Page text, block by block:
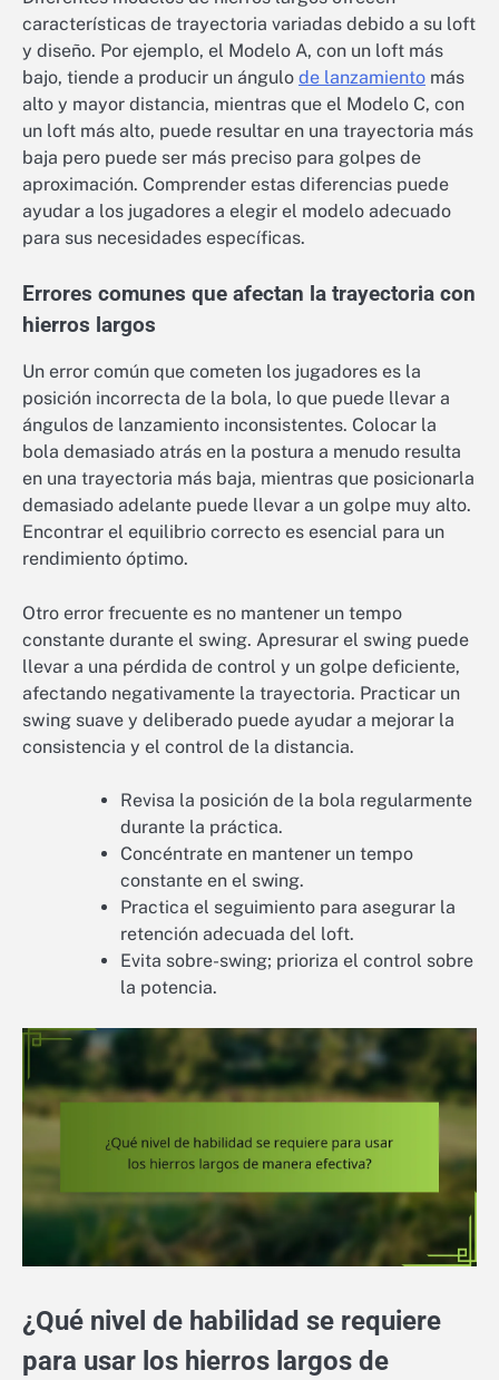
características de trayectoria variadas debido a su loft
y diseño. Por ejemplo, el Modelo A, con un loft más
bajo, tiende a producir un ángulo de lanzamiento más
alto y mayor distancia, mientras que el Modelo C, con
un loft más alto, puede resultar en una trayectoria más
baja pero puede ser más preciso para golpes de
aproximación. Comprender estas diferencias puede
ayudar a los jugadores a elegir el modelo adecuado
para sus necesidades específicas.
Errores comunes que afectan la trayectoria con
hierros largos
Un error común que cometen los jugadores es la
posición incorrecta de la bola, lo que puede llevar a
ángulos de lanzamiento inconsistentes. Colocar la
bola demasiado atrás en la postura a menudo resulta
en una trayectoria más baja, mientras que posicionarla
demasiado adelante puede llevar a un golpe muy alto.
Encontrar el equilibrio correcto es esencial para un
rendimiento óptimo.
Otro error frecuente es no mantener un tempo
constante durante el swing. Apresurar el swing puede
llevar a una pérdida de control y un golpe deficiente,
afectando negativamente la trayectoria. Practicar un
swing suave y deliberado puede ayudar a mejorar la
consistencia y el control de la distancia.
Revisa la posición de la bola regularmente
durante la práctica.
Concéntrate en mantener un tempo
constante en el swing.
Practica el seguimiento para asegurar la
retención adecuada del loft.
Evita sobre-swing; prioriza el control sobre
la potencia.
¿Qué nivel de habilidad se requiere
para usar los hierros largos de